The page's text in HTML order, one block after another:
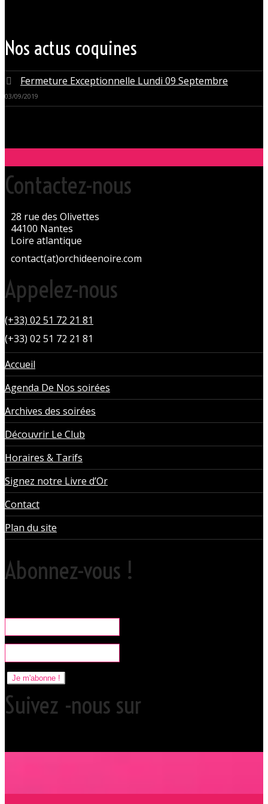
Nos actus coquines
Fermeture Exceptionnelle Lundi 09 Septembre
03/09/2019
Contactez-nous
28 rue des Olivettes
44100 Nantes
Loire atlantique
contact(at)orchideenoire.com
Appelez-nous
(+33) 02 51 72 21 81
(+33) 02 51 72 21 81
Accueil
Agenda De Nos soirées
Archives des soirées
Découvrir Le Club
Horaires & Tarifs
Signez notre Livre d’Or
Contact
Plan du site
Abonnez-vous !
Je m'abonne !
Suivez -nous sur